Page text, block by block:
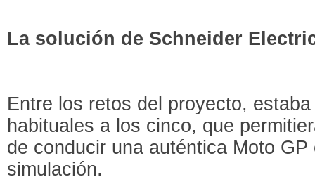
La solución de Schneider
Entre los retos del proyecto,
habituales a los cinco, que
de conducir una auténtica Moto
simulación.